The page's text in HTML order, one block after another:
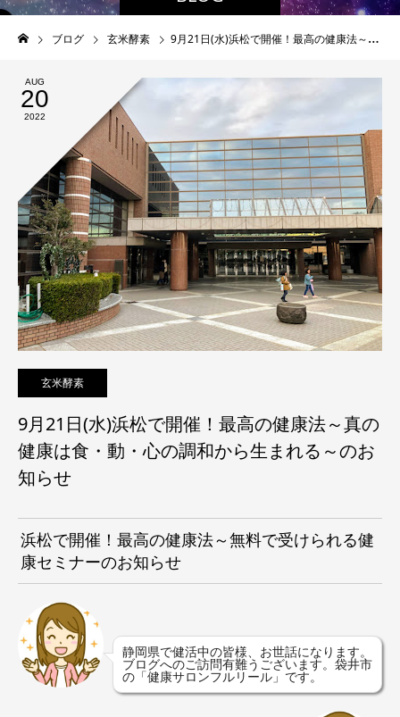
ブログ 玄米酵素 9月21日(水)浜松で開催！最高の健康法～真の健康は食・動・心の調和から生まれる～のお知らせ
AUG
20
2022
玄米酵素
9月21日(水)浜松で開催！最高の健康法～真の
健康は食・動・心の調和から生まれる～のお
知らせ
浜松で開催！最高の健康法～無料で受けられる健
康セミナーのお知らせ
静岡県で健活中の皆様、お世話になります。
ブログへのご訪問有難うございます。袋井市
の「健康サロンフルリール」です。